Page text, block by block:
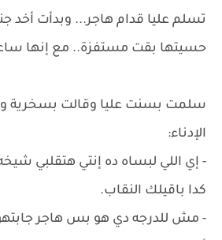
تسلم عليا قدام هاجر... وبدأت أخد
حسيتها بقت مستفزة.. مع إنها
سلمت بسنت عليا وقالت بسخرية
الإدناء:
- إي اللي لبساه ده إنتي هتقلبي
كدا باقيلك النقاب.
- مش للدرجه دي هو بس هاجر